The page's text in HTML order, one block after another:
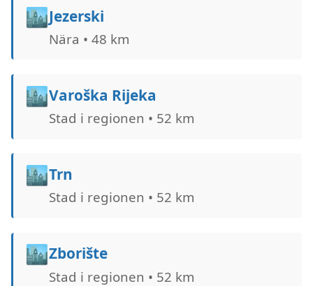
🏙️Jezerski
Nära • 48 km
🏙️Varoška Rijeka
Stad i regionen • 52 km
🏙️Trn
Stad i regionen • 52 km
🏙️Zborište
Stad i regionen • 52 km